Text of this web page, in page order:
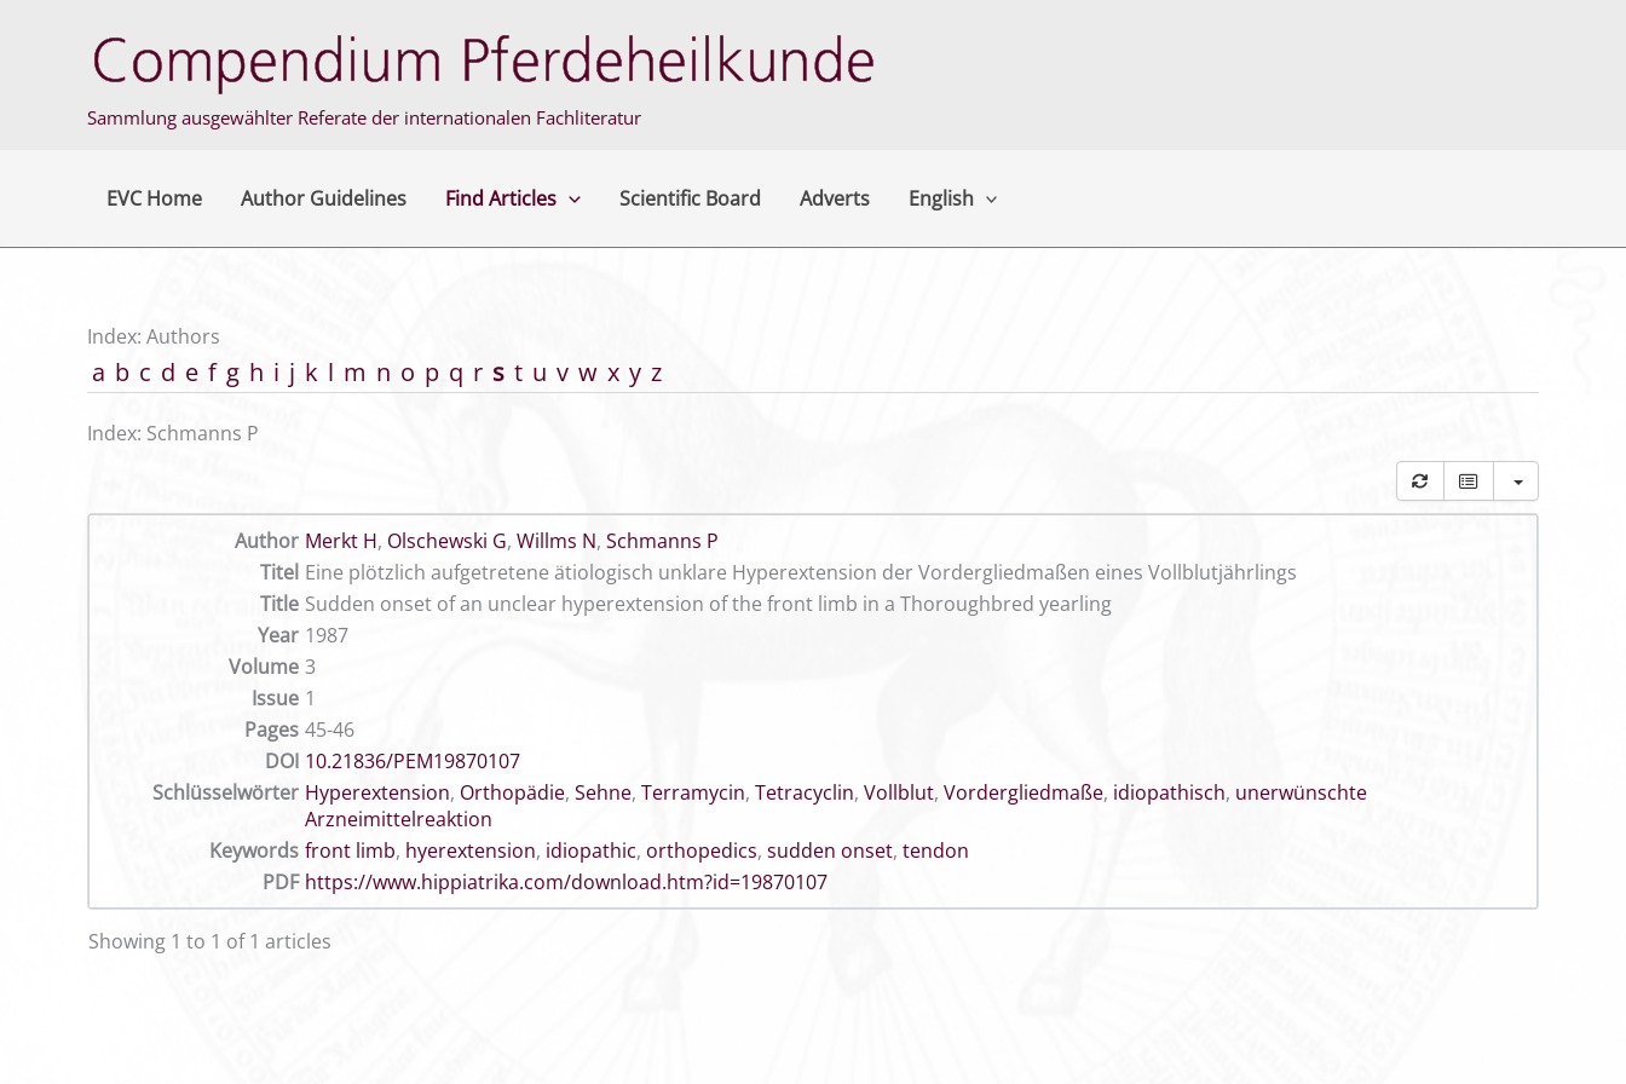
Sammlung ausgewählter Referate der internationalen Fachliteratur
EVC Home Author Guidelines Find Articles Scientific Board Adverts English
Index: Authors
a b c d e f g h i j k l m n o p q r s t u v w x y z
Index: Schmanns P
Author Merkt H, Olschewski G, Willms N, Schmanns P
Titel Eine plötzlich aufgetretene ätiologisch unklare Hyperextension der Vordergliedmaßen eines Vollblutjährlings
Title Sudden onset of an unclear hyperextension of the front limb in a Thoroughbred yearling
Year 1987
Volume 3
Issue 1
Pages 45-46
DOI 10.21836/PEM19870107
Schlüsselwörter Hyperextension, Orthopädie, Sehne, Terramycin, Tetracyclin, Vollblut, Vordergliedmaße, idiopathisch, unerwünschte
Arzneimittelreaktion
Keywords front limb, hyerextension, idiopathic, orthopedics, sudden onset, tendon
PDF https://www.hippiatrika.com/download.htm?id=19870107
Showing 1 to 1 of 1 articles